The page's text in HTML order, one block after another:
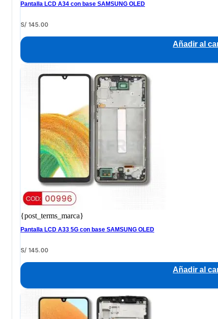
Pantalla LCD A34 con base SAMSUNG OLED
S/ 145.00
Añadir al
{post_terms_marca}
Pantalla LCD A33 5G con base SAMSUNG OLED
S/ 145.00
Añadir al